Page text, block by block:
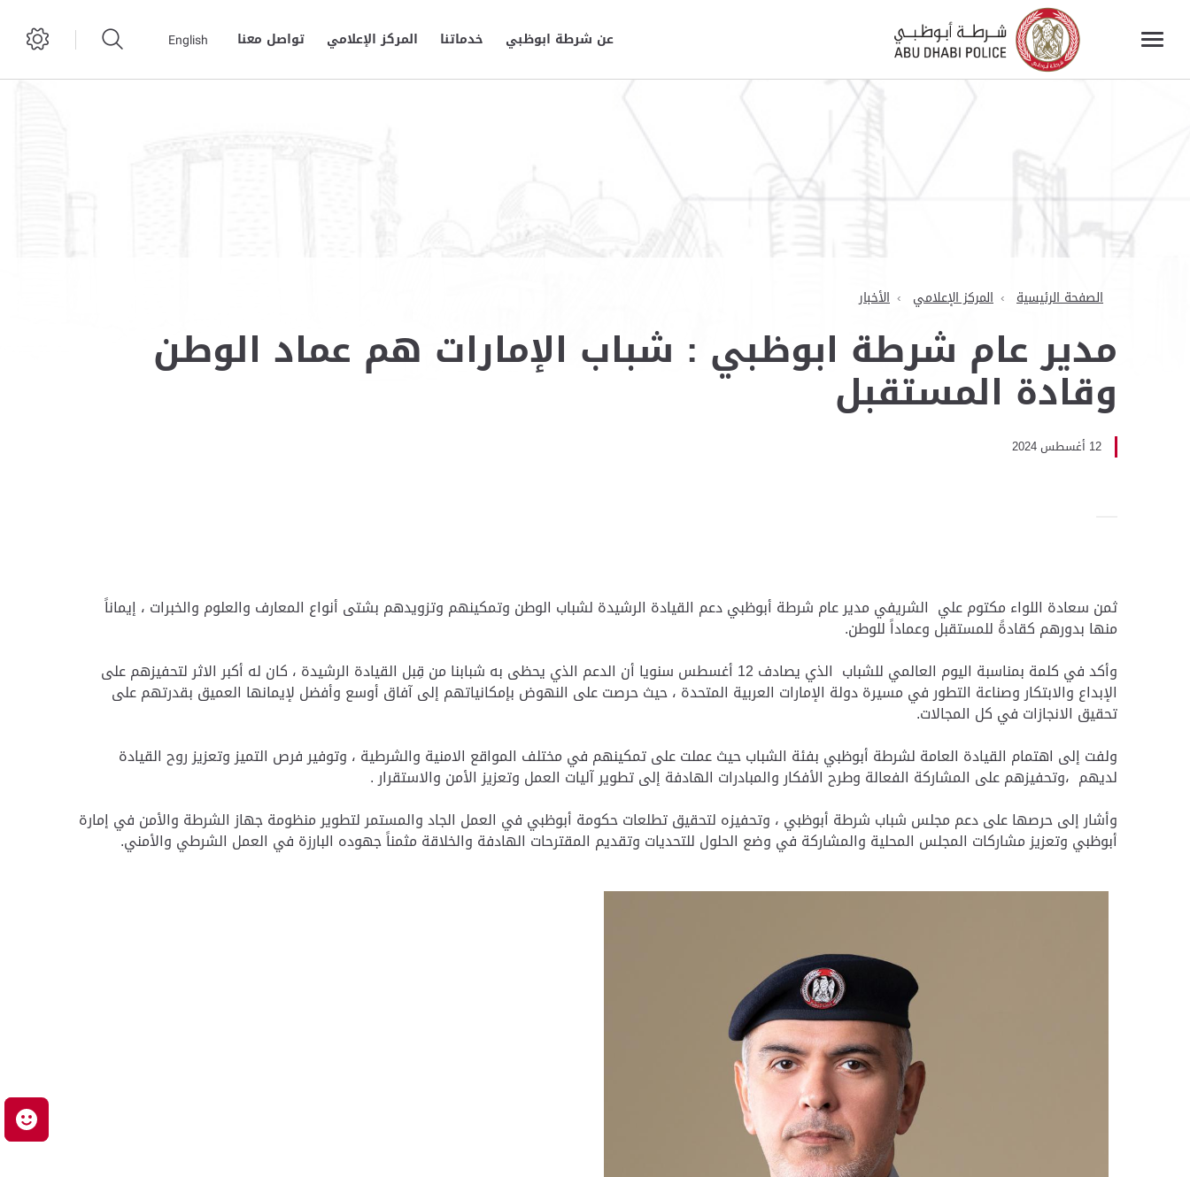
عن شرطة ابوظبي خدماتنا المركز الإعلامي تواصل معنا English
الصفحة الرئيسية المركز الإعلامي الأخبار
مدير عام شرطة ابوظبي : شباب الإمارات هم عماد الوطن
وقادة المستقبل
12 أغسطس 2024
ثمن سعادة اللواء مكتوم علي الشريفي مدير عام شرطة أبوظبي دعم القيادة الرشيدة لشباب الوطن وتمكينهم وتزويدهم بشتى أنواع المعارف والعلوم والخبرات ، إيماناً
منها بدورهم كقادةً للمستقبل وعماداً للوطن.
وأكد في كلمة بمناسبة اليوم العالمي للشباب الذي يصادف 12 أغسطس سنويا أن الدعم الذي يحظى به شبابنا من قِبل القيادة الرشيدة ، كان له أكبر الاثر لتحفيزهم على
الإبداع والابتكار وصناعة التطور في مسيرة دولة الإمارات العربية المتحدة ، حيث حرصت على النهوض بإمكانياتهم إلى آفاق أوسع وأفضل لإيمانها العميق بقدرتهم على
تحقيق الانجازات في كل المجالات.
ولفت إلى اهتمام القيادة العامة لشرطة أبوظبي بفئة الشباب حيث عملت على تمكينهم في مختلف المواقع الامنية والشرطية ، وتوفير فرص التميز وتعزيز روح القيادة
لديهم ،وتحفيزهم على المشاركة الفعالة وطرح الأفكار والمبادرات الهادفة إلى تطوير آليات العمل وتعزيز الأمن والاستقرار .
وأشار إلى حرصها على دعم مجلس شباب شرطة أبوظبي ، وتحفيزه لتحقيق تطلعات حكومة أبوظبي في العمل الجاد والمستمر لتطوير منظومة جهاز الشرطة والأمن في إمارة
أبوظبي وتعزيز مشاركات المجلس المحلية والمشاركة في وضع الحلول للتحديات وتقديم المقترحات الهادفة والخلاقة مثمناً جهوده البارزة في العمل الشرطي والأمني.